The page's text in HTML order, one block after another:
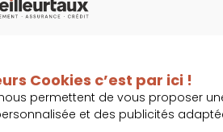
Bulle Bleue :
Maladie : 45 jours ;
Chirurgie suite à
Cookies c’est par ici !
permettent de vous proposer
et des publicités